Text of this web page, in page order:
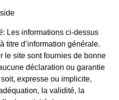
: Les informations ci-dessus
titre d’information générale.
le site sont fournies de bonne
déclaration ou garantie
expresse ou implicite,
la validité, la